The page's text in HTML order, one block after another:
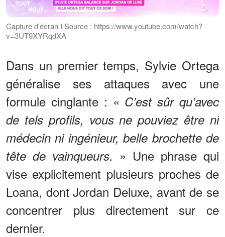
Capture d'écran I Source : https://www.youtube.com/watch?
v=3UT9XYRqdXA
Dans un premier temps, Sylvie Ortega
généralise ses attaques avec une
formule cinglante : « C’est sûr qu’avec
de tels profils, vous ne pouviez être ni
médecin ni ingénieur, belle brochette de
tête de vainqueurs. » Une phrase qui
vise explicitement plusieurs proches de
Loana, dont Jordan Deluxe, avant de se
concentrer plus directement sur ce
dernier.